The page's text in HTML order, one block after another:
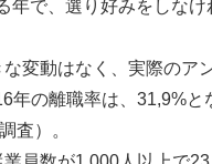
で、選り好みをしな
変動はなく、実際のア
年の離職率は、31,9%
査）。